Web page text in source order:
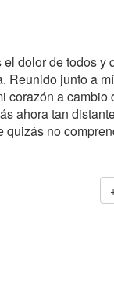
dolor de todos y
Reunido junto a
corazón a cambio
ahora tan
quizás no